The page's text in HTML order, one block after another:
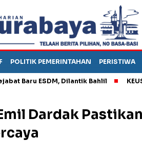
POLITIK PEMERINTAHAN PERISTIWA
ESDM, Dilantik Bahlil KEUSILAN
Dardak